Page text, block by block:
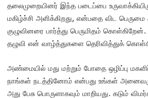
தலைமுறையினர் இந்த படைப்பை
மகிழ்ச்சி அளிக்கிறது, என்பதை விட
குழுவினரை பார்த்து பெருமிதம்
தழுவி என் வாழ்த்துகளை தெரிவித்துக்
அண்மையில் மது மற்றும் போதை ஒழிப்பு
நாங்கள் நடத்தினோம் என்பது உங்கள்
அது பேசு பொருளாகவும் மாறியது. கடும்